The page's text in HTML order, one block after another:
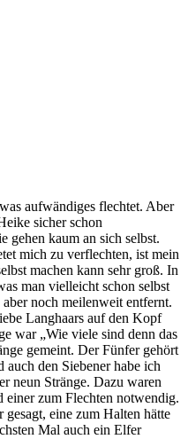
aufwändiges flechtet. Aber
sicher schon
gehen kaum an sich selbst.
mich zu verflechten, ist mein
machen kann sehr groß. In
man vielleicht schon selbst
noch meilenweit entfernt.
Langhaars auf den Kopf
war „Wie viele sind denn das
gemeint. Der Fünfer gehört
auch den Siebener habe ich
neun Stränge. Dazu waren
einer zum Flechten notwendig.
eine zum Halten hätte
Mal auch ein Elfer